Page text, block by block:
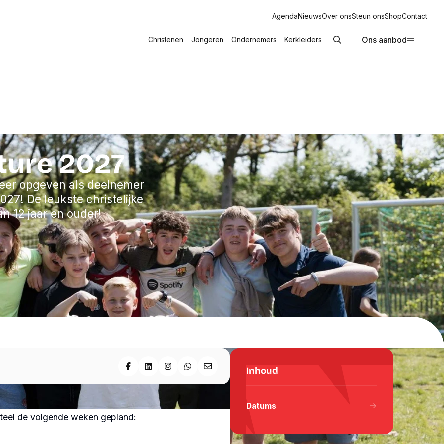
AgendaNieuwsOver onsSteun onsShopContact
Christenen Jongeren Ondernemers Kerkleiders Ons aanbod
2027
opgeven als deelnemer
De leukste christelijke
12 jaar en ouder!
Deel op Facebook
Deel op LinkedIn
Deel op Instagram
Deel op WhatsApp
Deel via Email
de volgende weken gepland:
Inhoud
Datums